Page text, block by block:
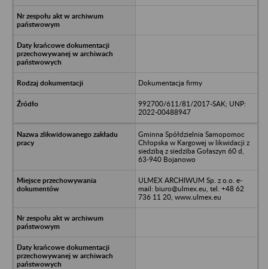
Dokumentacja firmy
992700/611/81/2017-SAK; UNP:
2022-00488947
Gminna Spółdzielnia Samopomoc
Chłopska w Kargowej w likwidacji z
siedzibą z siedziba Gołaszyn 60 d,
63-940 Bojanowo
ULMEX ARCHIWUM Sp. z o.o. e-
mail: biuro@ulmex.eu, tel. +48 62
736 11 20, www.ulmex.eu